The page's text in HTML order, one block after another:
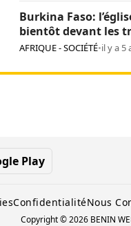
Burkina Faso:
bientôt devant les
incinéré des fétiches
AFRIQUE - SOCIÉTÉ•il y a 5
Play
ConfidentialitéNous
Copyright © 2026 BENIN